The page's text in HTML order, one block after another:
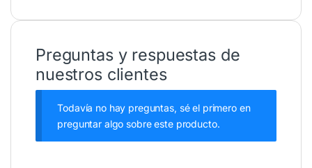
Preguntas y respuestas de
nuestros clientes
Todavía no hay preguntas, sé el primero en
preguntar algo sobre este producto.